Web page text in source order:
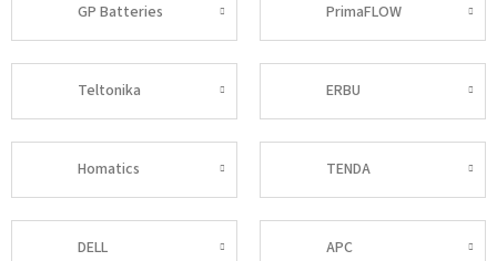
GP Batteries PrimaFLOW
Teltonika ERBU
Homatics TENDA
DELL APC